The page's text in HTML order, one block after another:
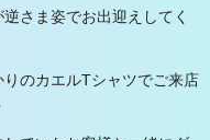
さま姿でお出迎えしてく
りのカエルTシャツでご来店